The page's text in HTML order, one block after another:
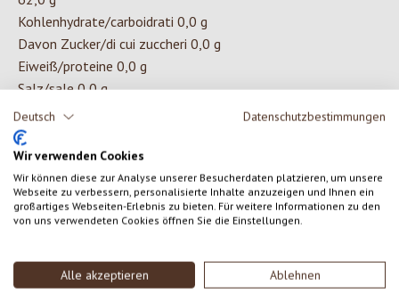
Deutsch Datenschutzbestimmungen
Wir verwenden Cookies
Wir können diese zur Analyse unserer Besucherdaten platzieren, um unsere
Webseite zu verbessern, personalisierte Inhalte anzuzeigen und Ihnen ein
großartiges Webseiten-Erlebnis zu bieten. Für weitere Informationen zu den
von uns verwendeten Cookies öffnen Sie die Einstellungen.
Alle akzeptieren Ablehnen
Kohlenhydrate/carboidrati 0,0 g
Davon Zucker/di cui zuccheri 0,0 g
Eiweiß/proteine 0,0 g
Salz/sale 0,0 g
(abhängig von erntebedingten Schwankungen)
ZUTATEN
Schwarzkümmelsamenöl*